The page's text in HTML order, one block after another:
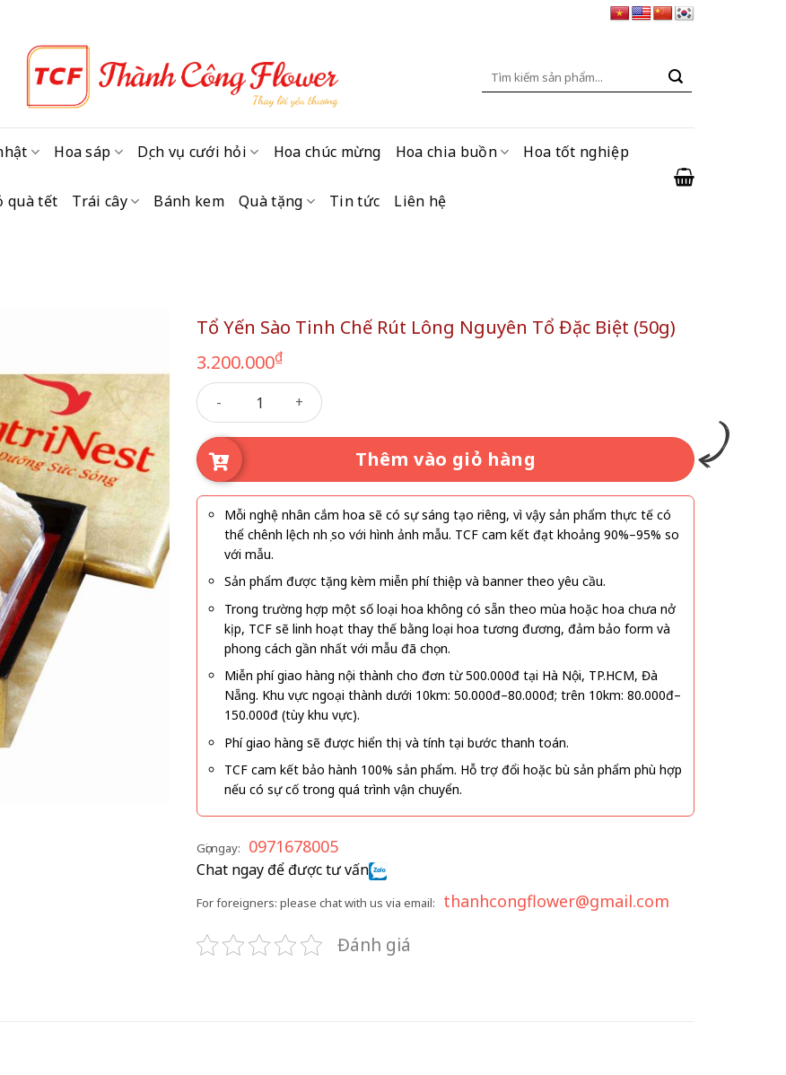
Tìm
Hoa sáp Dịch vụ cưới hỏi Hoa chúc mừng Hoa chia buồn Hoa tốt nghiệp
quà tết Trái cây Bánh kem Quà tặng Tin tức Liên hệ
Tổ Yến Sào Tinh Chế Rút Lông Nguyên Tổ Đặc Biệt (50g)
3.200.000₫
Tổ Yến Sào Tinh Chế Rút Lông Nguyên Tổ Đặc Biệt (50g) số lượng
Thêm vào giỏ hàng
Mỗi nghệ nhân cắm hoa sẽ có sự sáng tạo riêng, vì vậy sản phẩm thực tế có
thể chênh lệch nhẹ so với hình ảnh mẫu. TCF cam kết đạt khoảng 90%–95% so
với mẫu.
Sản phẩm được tặng kèm miễn phí thiệp và banner theo yêu cầu.
Trong trường hợp một số loại hoa không có sẵn theo mùa hoặc hoa chưa nở
kịp, TCF sẽ linh hoạt thay thế bằng loại hoa tương đương, đảm bảo form và
phong cách gần nhất với mẫu đã chọn.
Miễn phí giao hàng nội thành cho đơn từ 500.000đ tại Hà Nội, TP.HCM, Đà
Nẵng. Khu vực ngoại thành dưới 10km: 50.000đ–80.000đ; trên 10km: 80.000đ–
150.000đ (tùy khu vực).
Phí giao hàng sẽ được hiển thị và tính tại bước thanh toán.
TCF cam kết bảo hành 100% sản phẩm. Hỗ trợ đổi hoặc bù sản phẩm phù hợp
nếu có sự cố trong quá trình vận chuyển.
Gọi ngay: 0971678005
Chat ngay để được tư vấn
For foreigners: please chat with us via email: thanhcongflower@gmail.com
Đánh giá